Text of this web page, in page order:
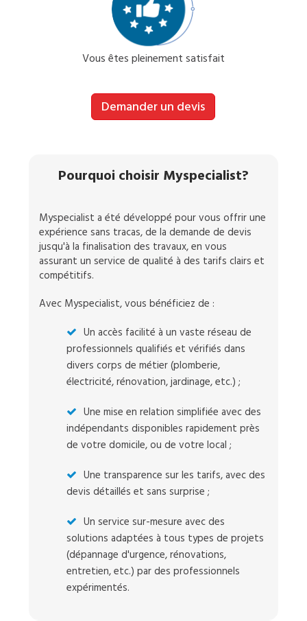
Vous êtes pleinement satisfait
Demander un devis
Pourquoi choisir Myspecialist?
Myspecialist a été développé pour vous offrir une
expérience sans tracas, de la demande de devis
jusqu'à la finalisation des travaux, en vous
assurant un service de qualité à des tarifs clairs et
compétitifs.
Avec Myspecialist, vous bénéficiez de :
Un accès facilité à un vaste réseau de
professionnels qualifiés et vérifiés dans
divers corps de métier (plomberie,
électricité, rénovation, jardinage, etc.) ;
Une mise en relation simplifiée avec des
indépendants disponibles rapidement près
de votre domicile, ou de votre local ;
Une transparence sur les tarifs, avec des
devis détaillés et sans surprise ;
Un service sur-mesure avec des
solutions adaptées à tous types de projets
(dépannage d'urgence, rénovations,
entretien, etc.) par des professionnels
expérimentés.